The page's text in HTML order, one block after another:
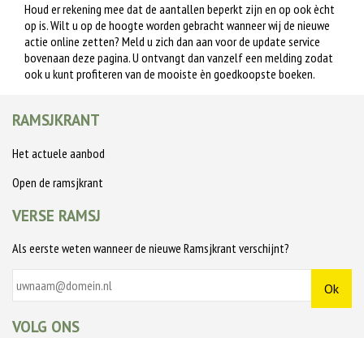
Houd er rekening mee dat de aantallen beperkt zijn en op ook ècht
op is. Wilt u op de hoogte worden gebracht wanneer wij de nieuwe
actie online zetten? Meld u zich dan aan voor de update service
bovenaan deze pagina. U ontvangt dan vanzelf een melding zodat
ook u kunt profiteren van de mooiste èn goedkoopste boeken.
RAMSJKRANT
Het actuele aanbod
Open de ramsjkrant
VERSE RAMSJ
Als eerste weten wanneer de nieuwe Ramsjkrant verschijnt?
VOLG ONS